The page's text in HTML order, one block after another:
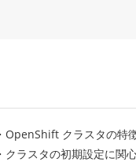
・OpenShift クラスタの特
・クラスタの初期設定に関